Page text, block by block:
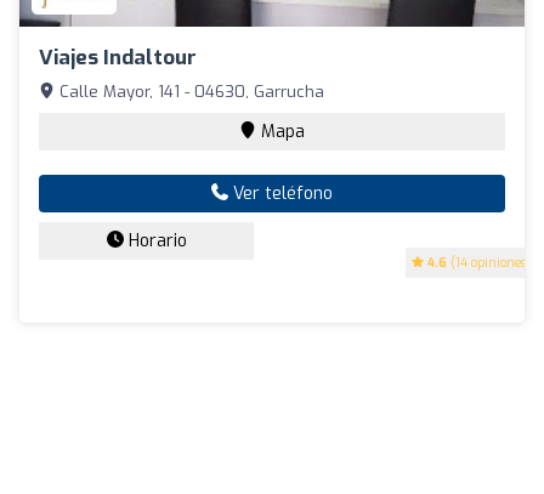
Viajes Indaltour
4.6 (14 opiniones)
Calle Mayor, 141 - 04630, Garrucha
Mapa
Ver teléfono
Horario